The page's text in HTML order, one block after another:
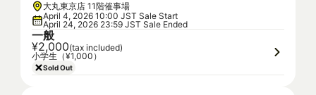
大丸東京店 11階催事場
April 4, 2026 10:00 JST Sale Start
April 24, 2026 23:59 JST Sale Ended
一般
¥2,000(tax included)
小学生（¥1,000）
Sold Out